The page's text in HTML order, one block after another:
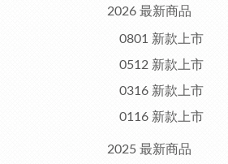
2026 最新商品
0801 新款上市
0512 新款上市
0316 新款上市
0116 新款上市
2025 最新商品